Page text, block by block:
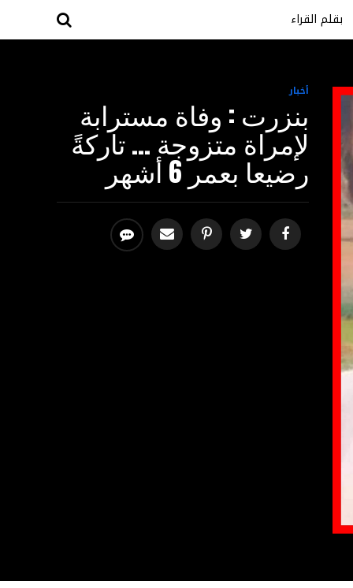
بقلم القراء
أخبار
بنزرت : وفاة مسترابة
لإمراة متزوجة … تاركةً
رضيعا بعمر 6 أشهر